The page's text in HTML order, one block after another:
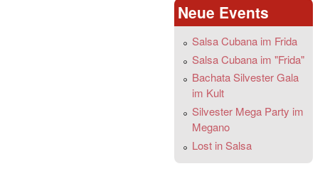
Neue Events
Salsa Cubana im Frida
Salsa Cubana im "Frida"
Bachata Silvester Gala
im Kult
Silvester Mega Party im
Megano
Lost in Salsa